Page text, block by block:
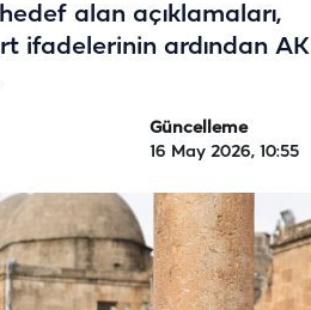
alan açıklamaları,
ifadelerinin ardından AK
Güncelleme
16 May 2026, 10:55